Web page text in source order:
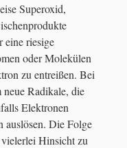
Superoxid,
eine riesige
oder Molekülen
zu entreißen. Bei
neue Radikale, die
Elektronen
auslösen. Die Folge
Hinsicht zu